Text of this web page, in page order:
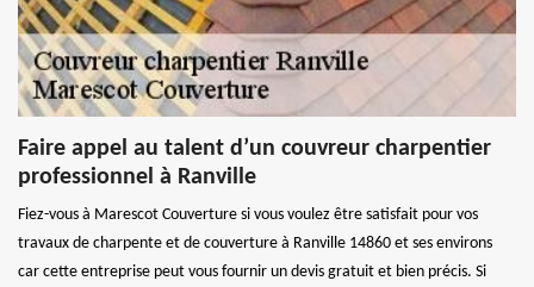
Faire appel au talent d’un couvreur charpentier
professionnel à Ranville
Fiez-vous à Marescot Couverture si vous voulez être satisfait pour vos
travaux de charpente et de couverture à Ranville 14860 et ses environs
car cette entreprise peut vous fournir un devis gratuit et bien précis. Si